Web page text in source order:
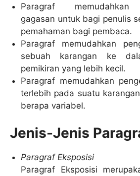
Paragraf memudahkan
gagasan untuk bagi penulis
pemahaman bagi pembaca.
Paragraf memudahkan
sebuah karangan ke
pemikiran yang lebih kecil.
Paragraf memudahkan
terlebih pada suatu
berapa variabel.
Jenis-Jenis
Paragraf Eksposisi
Paragraf Eksposisi